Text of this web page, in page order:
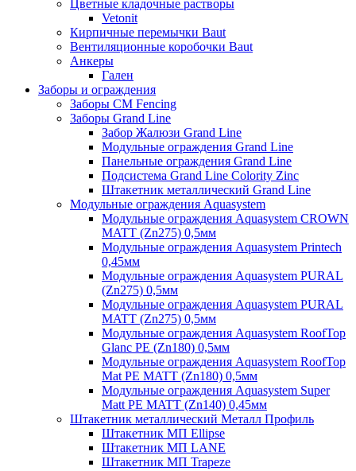
Цветные кладочные растворы
Vetonit
Кирпичные перемычки Baut
Вентиляционные коробочки Baut
Анкеры
Гален
Заборы и ограждения
Заборы CM Fencing
Заборы Grand Line
Забор Жалюзи Grand Line
Модульные ограждения Grand Line
Панельные ограждения Grand Line
Подсистема Grand Line Colority Zinc
Штакетник металлический Grand Line
Модульные ограждения Aquasystem
Модульные ограждения Aquasystem CROWN
MATT (Zn275) 0,5мм
Модульные ограждения Aquasystem Printech
0,45мм
Модульные ограждения Aquasystem PURAL
(Zn275) 0,5мм
Модульные ограждения Aquasystem PURAL
MATT (Zn275) 0,5мм
Модульные ограждения Aquasystem RoofTop
Glanc PE (Zn180) 0,5мм
Модульные ограждения Aquasystem RoofTop
Mat PE MATT (Zn180) 0,5мм
Модульные ограждения Aquasystem Super
Matt PE MATT (Zn140) 0,45мм
Штакетник металлический Металл Профиль
Штакетник МП Ellipse
Штакетник МП LANE
Штакетник МП Trapeze